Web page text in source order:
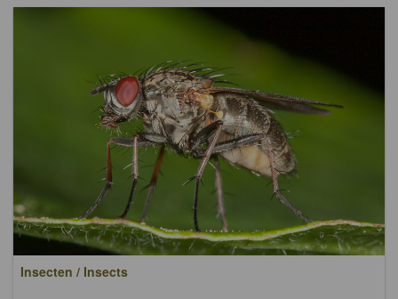
Insecten / Insects